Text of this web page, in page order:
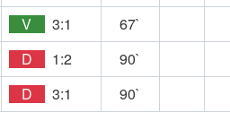
V 3:1
67`
D 1:2
90`
D 3:1 90`